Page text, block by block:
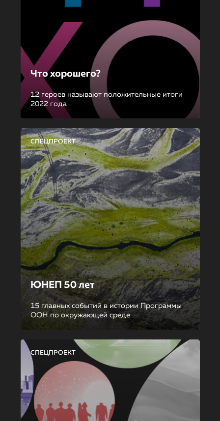
Что хорошего?
12 героев называют положительные итоги
2022 года
СПЕЦПРОЕКТ
ЮНЕП 50 лет
15 главных событий в истории Программы
ООН по окружающей среде
СПЕЦПРОЕКТ